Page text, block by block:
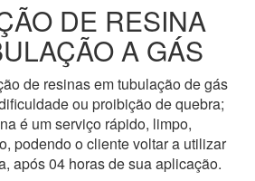
DE RESINA
A GÁS
de resinas em tubulação de gás
ou proibição de quebra;
é um serviço rápido, limpo,
podendo o cliente voltar a utilizar
após 04 horas de sua aplicação.